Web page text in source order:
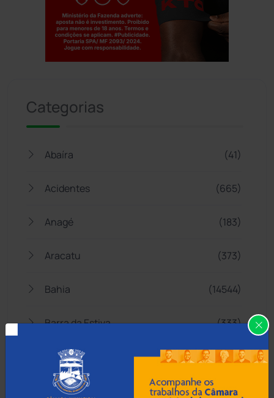
Categorias
Abaíra (41)
Acidentes (665)
Anagé (183)
Aracatu (373)
Bahia (14544)
Barra da Estiva (333)
Barra do Choça (65)
Belo Campo (57)